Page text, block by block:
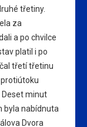
třetiny.
za
a po chvilce
platil i po
třetí třetinu
Deset minut
byla nabídnuta
Dvora